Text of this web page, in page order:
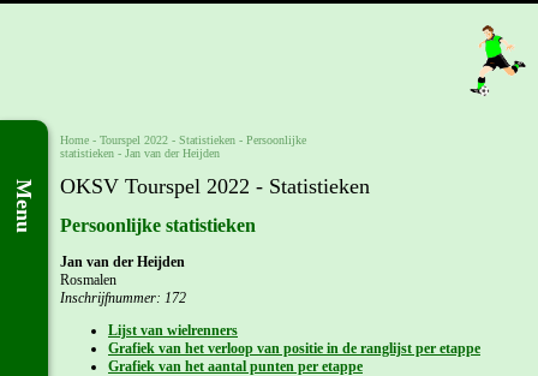
Menu
Home - Tourspel 2022 - Statistieken - Persoonlijke
statistieken - Jan van der Heijden
OKSV Tourspel 2022 - Statistieken
Persoonlijke statistieken
Jan van der Heijden
Rosmalen
Inschrijfnummer: 172
Lijst van wielrenners
Grafiek van het verloop van positie in de ranglijst per etappe
Grafiek van het aantal punten per etappe